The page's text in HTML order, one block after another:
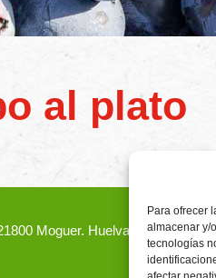
Para ofrecer
almacenar y/
tecnologías
al plato
Moguer. Huelva